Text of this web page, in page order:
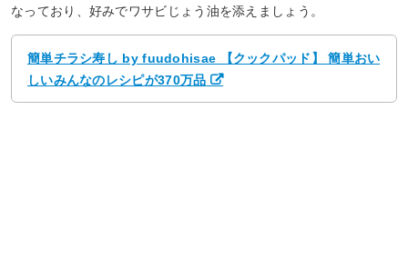
なっており、好みでワサビじょう油を添えましょう。
簡単チラシ寿し by fuudohisae 【クックパッド】 簡単おい
しいみんなのレシピが370万品